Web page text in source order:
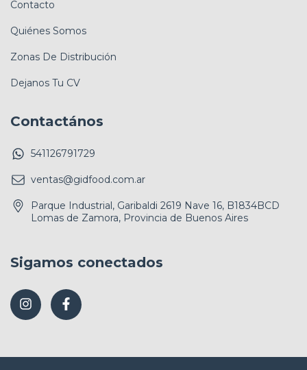
Contacto
Quiénes Somos
Zonas De Distribución
Dejanos Tu CV
Contactános
541126791729
ventas@gidfood.com.ar
Parque Industrial, Garibaldi 2619 Nave 16, B1834BCD
Lomas de Zamora, Provincia de Buenos Aires
Sigamos conectados